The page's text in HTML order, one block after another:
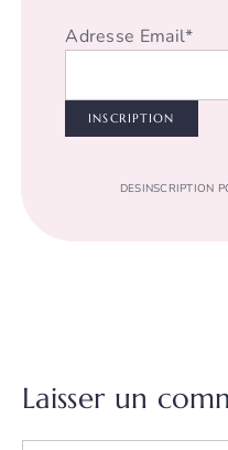
Adresse Email*
DESINSCRIPTION
Laisser un